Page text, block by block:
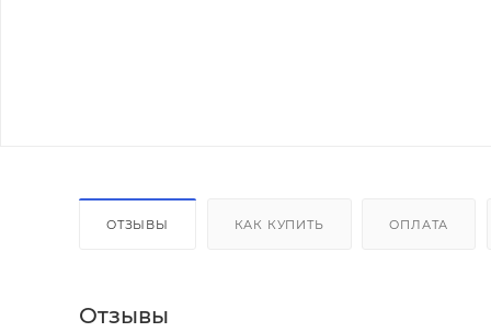
ОТЗЫВЫ КАК КУПИТЬ ОПЛАТА
Отзывы